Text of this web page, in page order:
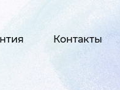
Контакты